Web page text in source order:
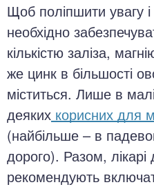
Щоб поліпшити увагу
необхідно
кількістю заліза,
же цинк в більшості
міститься. Лише в
деяких корисних для
(найбільше – в
дорого). Разом,
рекомендують